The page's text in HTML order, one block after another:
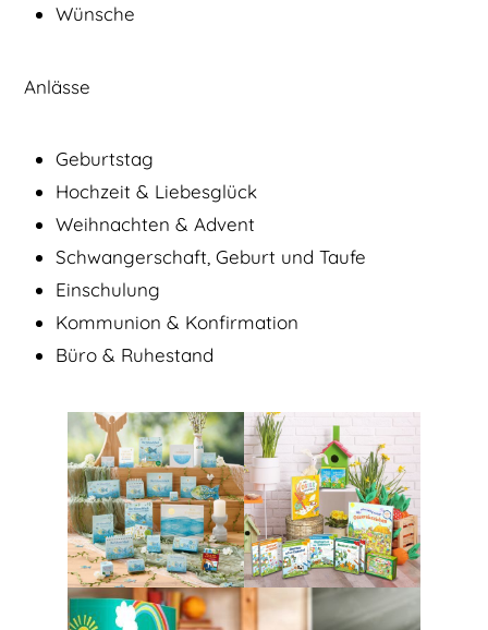
Wünsche
Anlässe
Geburtstag
Hochzeit & Liebesglück
Weihnachten & Advent
Schwangerschaft, Geburt und Taufe
Einschulung
Kommunion & Konfirmation
Büro & Ruhestand